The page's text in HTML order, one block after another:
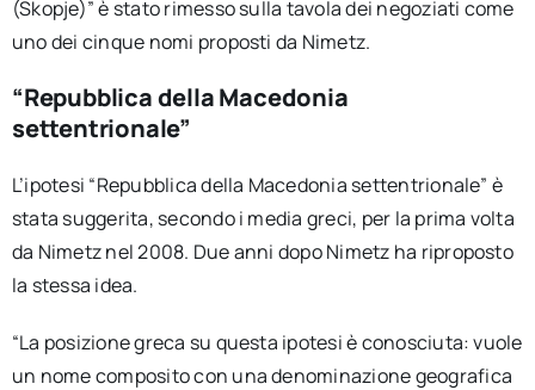
(Skopje)” è stato rimesso sulla tavola dei negoziati come
uno dei cinque nomi proposti da Nimetz.
“Repubblica della Macedonia
settentrionale”
L’ipotesi “Repubblica della Macedonia settentrionale” è
stata suggerita, secondo i media greci, per la prima volta
da Nimetz nel 2008. Due anni dopo Nimetz ha riproposto
la stessa idea.
“La posizione greca su questa ipotesi è conosciuta: vuole
un nome composito con una denominazione geografica